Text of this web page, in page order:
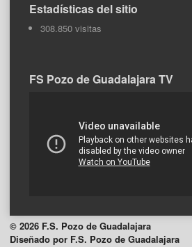
Estadísticas del sitio
308.850 visitas
FS Pozo de Guadalajara TV
© 2026 F.S. Pozo de Guadalajara
Diseñado por F.S. Pozo de Guadalajara